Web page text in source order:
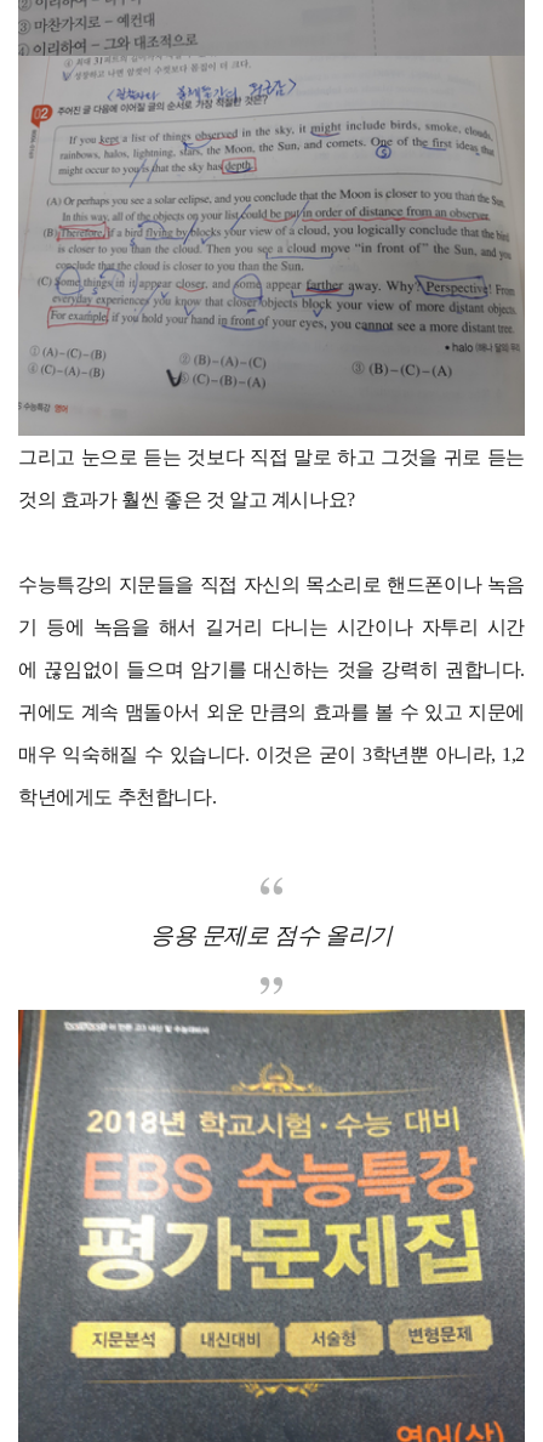
그리고 눈으로 듣는 것보다 직접 말로 하고 그것을 귀로 듣는
것의 효과가 훨씬 좋은 것 알고 계시나요?
수능특강의 지문들을 직접 자신의 목소리로 핸드폰이나 녹음
기 등에 녹음을 해서 길거리 다니는 시간이나 자투리 시간
에 끊임없이 들으며 암기를 대신하는 것을 강력히 권합니다.
귀에도 계속 맴돌아서 외운 만큼의 효과를 볼 수 있고 지문에
매우 익숙해질 수 있습니다. 이것은 굳이 3학년뿐 아니라, 1,2
학년에게도 추천합니다.
응용 문제로 점수 올리기